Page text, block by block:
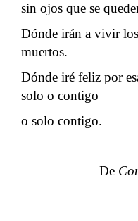
sin ojos que se
Dónde irán a vivir los
muertos.
Dónde iré feliz por
solo o contigo
o solo contigo.
De